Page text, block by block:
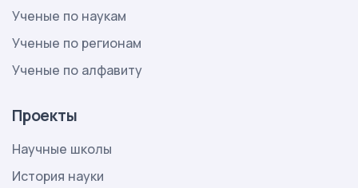
Ученые по наукам
Ученые по регионам
Ученые по алфавиту
Проекты
Научные школы
История науки